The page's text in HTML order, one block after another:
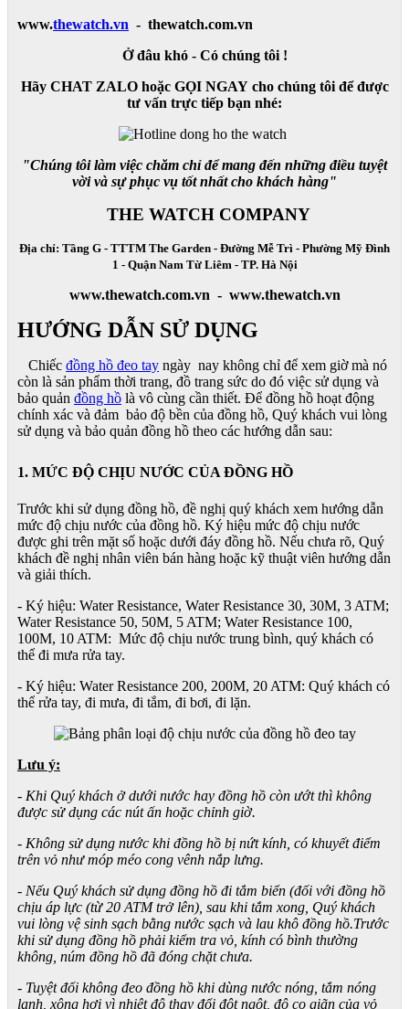
www.thewatch.vn - thewatch.com.vn
Ở đâu khó - Có chúng tôi !
Hãy CHAT ZALO hoặc GỌI NGAY cho chúng tôi để được
tư vấn trực tiếp bạn nhé:
"Chúng tôi làm việc chăm chỉ để mang đến những điều tuyệt
vời và sự phục vụ tốt nhất cho khách hàng"
THE WATCH COMPANY
Địa chỉ: Tầng G - TTTM The Garden - Đường Mễ Trì - Phường Mỹ Đình
1 - Quận Nam Từ Liêm - TP. Hà Nội
www.thewatch.com.vn - www.thewatch.vn
HƯỚNG DẪN SỬ DỤNG
Chiếc đồng hồ đeo tay ngày nay không chỉ để xem giờ mà nó
còn là sản phẩm thời trang, đồ trang sức do đó việc sử dụng và
bảo quản đồng hồ là vô cùng cần thiết. Để đồng hồ hoạt động
chính xác và đảm bảo độ bền của đồng hồ, Quý khách vui lòng
sử dụng và bảo quản đồng hồ theo các hướng dẫn sau:
1. MỨC ĐỘ CHỊU NƯỚC CỦA ĐỒNG HỒ
Trước khi sử dụng đồng hồ, đề nghị quý khách xem hướng dẫn
mức độ chịu nước của đồng hồ. Ký hiệu mức độ chịu nước
được ghi trên mặt số hoặc dưới đáy đồng hồ. Nếu chưa rõ, Quý
khách đề nghị nhân viên bán hàng hoặc kỹ thuật viên hướng dẫn
và giải thích.
- Ký hiệu: Water Resistance, Water Resistance 30, 30M, 3 ATM;
Water Resistance 50, 50M, 5 ATM; Water Resistance 100,
100M, 10 ATM: Mức độ chịu nước trung bình, quý khách có
thể đi mưa rửa tay.
- Ký hiệu: Water Resistance 200, 200M, 20 ATM: Quý khách có
thể rửa tay, đi mưa, đi tắm, đi bơi, đi lặn.
Lưu ý:
- Khi Quý khách ở dưới nước hay đồng hồ còn ướt thì không
được sử dụng các nút ấn hoặc chỉnh giờ.
- Không sử dụng nước khi đồng hồ bị nứt kính, có khuyết điểm
trên vỏ như móp méo cong vênh nắp lưng.
- Nếu Quý khách sử dụng đồng hồ đi tắm biển (đối với đồng hồ
chịu áp lực (từ 20 ATM trở lên), sau khi tắm xong, Quý khách
vui lòng vệ sinh sạch bằng nước sạch và lau khô đồng hồ.Trước
khi sử dụng đồng hồ phải kiểm tra vỏ, kính có bình thường
không, núm đồng hồ đã đóng chặt chưa.
- Tuyệt đối không đeo đồng hồ khi dùng nước nóng, tắm nóng
lạnh, xông hơi vì nhiệt độ thay đổi đột ngột, độ co giãn của vỏ